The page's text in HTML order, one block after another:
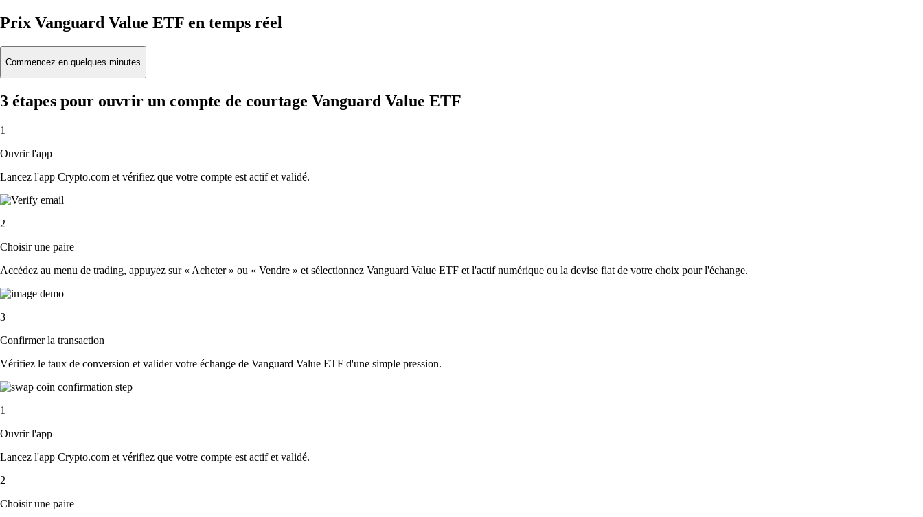
Prix Vanguard Value ETF en temps réel
Commencez en quelques minutes
3 étapes pour ouvrir un compte de courtage Vanguard Value ETF
1
Ouvrir l'app
Lancez l'app Crypto.com et vérifiez que votre compte est actif et validé.
2
Choisir une paire
Accédez au menu de trading, appuyez sur « Acheter » ou « Vendre » et sélectionnez Vanguard Value ETF et l'actif numérique ou la devise fiat de votre choix pour l'échange.
3
Confirmer la transaction
Vérifiez le taux de conversion et valider votre échange de Vanguard Value ETF d'une simple pression.
1
Ouvrir l'app
Lancez l'app Crypto.com et vérifiez que votre compte est actif et validé.
2
Choisir une paire